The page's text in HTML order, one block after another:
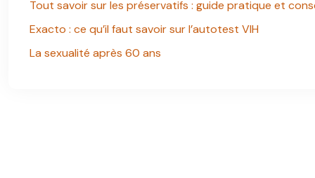
Tout savoir sur les préservatifs : guide pratique et
Exacto : ce qu’il faut savoir sur l’autotest VIH
La sexualité après 60 ans